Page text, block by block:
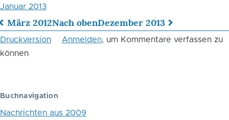
Januar 2013
Links
für
Blättern
im
März 2012Nach obenDezember 2013
Druckversion Anmelden, um Kommentare verfassen zu
können
Buchnavigation
Nachrichten aus 2009